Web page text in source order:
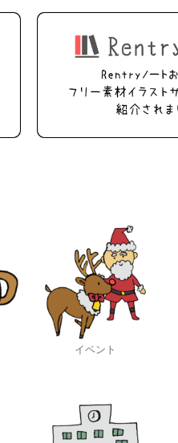
イベント